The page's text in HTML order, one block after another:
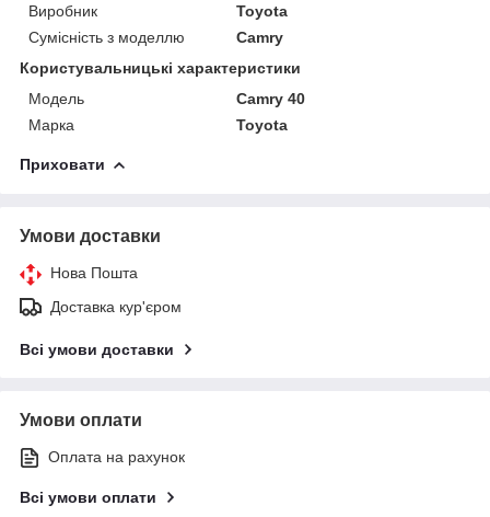
Виробник
Toyota
Сумісність з моделлю
Camry
Користувальницькі характеристики
Модель
Camry 40
Марка
Toyota
Приховати
Умови доставки
Нова Пошта
Доставка кур'єром
Всі умови доставки
Умови оплати
Оплата на рахунок
Всі умови оплати